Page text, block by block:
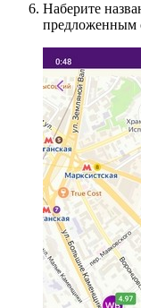
Наберите
предложенным